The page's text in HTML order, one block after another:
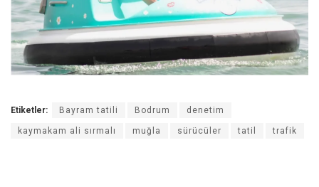
Etiketler: Bayram tatili Bodrum denetim
kaymakam ali sırmalı muğla sürücüler tatil trafik